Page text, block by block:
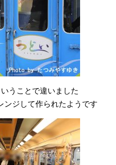
うことで違いました
ンジして作られたようです